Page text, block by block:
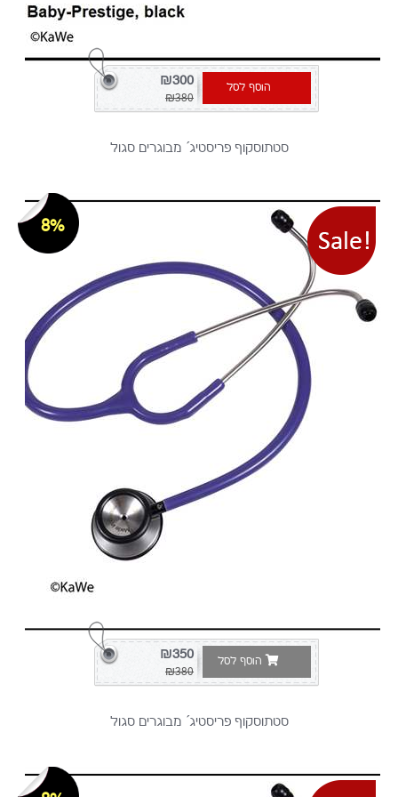
הוסף לסל ₪300
₪380
סטתוסקוף פריסטיג´ מבוגרים סגול
8%
הוסף לסל ₪350
₪380
סטתוסקוף פריסטיג´ מבוגרים סגול